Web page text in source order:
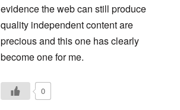
evidence the web can still produce
quality independent content are
precious and this one has clearly
become one for me.
0